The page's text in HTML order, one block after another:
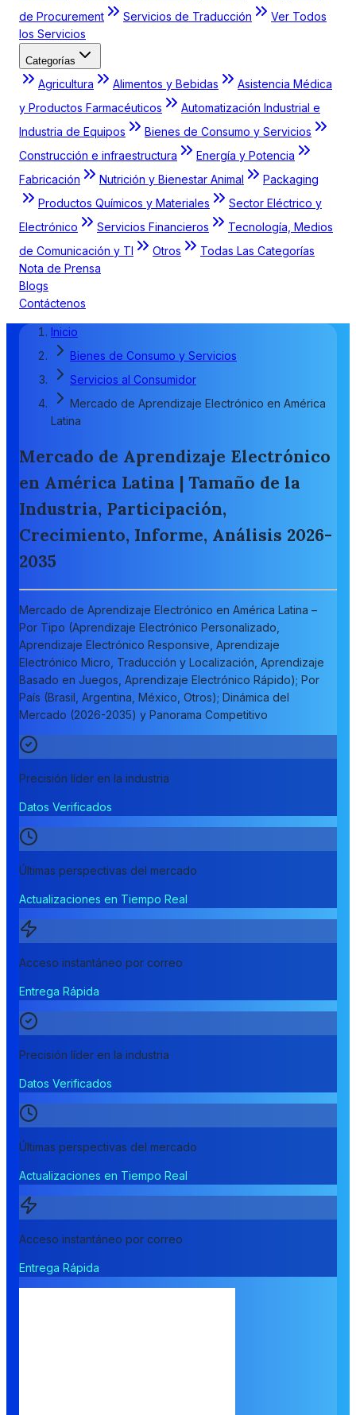
de Procurement
Servicios de Traducción
Ver Todos
los Servicios
Categorías
Agricultura Alimentos y Bebidas
Asistencia Médica
y Productos Farmacéuticos
Automatización Industrial e
Industria de Equipos
Bienes de Consumo y Servicios
Construcción e infraestructura
Energía y Potencia
Fabricación
Nutrición y Bienestar Animal
Packaging
Productos Químicos y Materiales
Sector Eléctrico y
Electrónico
Servicios Financieros
Tecnología, Medios
de Comunicación y TI
Otros
Todas Las Categorías
Nota de Prensa
Blogs
Contáctenos
Inicio
Bienes de Consumo y Servicios
Servicios al Consumidor
Mercado de Aprendizaje Electrónico en América
Latina
Mercado de Aprendizaje Electrónico
en América Latina | Tamaño de la
Industria, Participación,
Crecimiento, Informe, Análisis 2026-
2035
Mercado de Aprendizaje Electrónico en América Latina –
Por Tipo (Aprendizaje Electrónico Personalizado,
Aprendizaje Electrónico Responsive, Aprendizaje
Electrónico Micro, Traducción y Localización, Aprendizaje
Basado en Juegos, Aprendizaje Electrónico Rápido); Por
País (Brasil, Argentina, México, Otros); Dinámica del
Mercado (2026-2035) y Panorama Competitivo
Precisión líder en la industria
Datos Verificados
Últimas perspectivas del mercado
Actualizaciones en Tiempo Real
Acceso instantáneo por correo
Entrega Rápida
Precisión líder en la industria
Datos Verificados
Últimas perspectivas del mercado
Actualizaciones en Tiempo Real
Acceso instantáneo por correo
Entrega Rápida